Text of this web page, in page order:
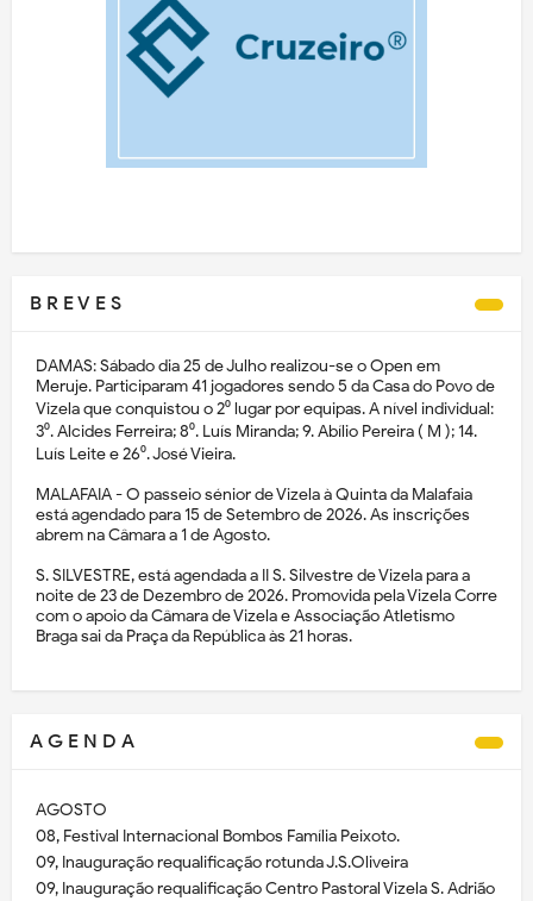
B R E V E S
DAMAS: Sábado dia 25 de Julho realizou-se o Open em
Meruje. Participaram 41 jogadores sendo 5 da Casa do Povo de
Vizela que conquistou o 2⁰ lugar por equipas. A nível individual:
3⁰. Alcides Ferreira; 8⁰. Luís Miranda; 9. Abílio Pereira ( M ); 14.
Luís Leite e 26⁰. José Vieira.
MALAFAIA - O passeio sénior de Vizela à Quinta da Malafaia
está agendado para 15 de Setembro de 2026. As inscrições
abrem na Câmara a 1 de Agosto.
S. SILVESTRE, está agendada a II S. Silvestre de Vizela para a
noite de 23 de Dezembro de 2026. Promovida pela Vizela Corre
com o apoio da Câmara de Vizela e Associação Atletismo
Braga sai da Praça da República às 21 horas.
A G E N D A
AGOSTO
08, Festival Internacional Bombos Família Peixoto.
09, Inauguração requalificação rotunda J.S.Oliveira
09, Inauguração requalificação Centro Pastoral Vizela S. Adrião